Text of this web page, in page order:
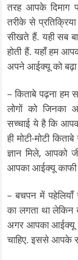
तरह आपके दिमाग
तरीके से
सीखते हैं. यही सब
होती हैं. यहाँ हम
अपने आईक्यू को
– किताबे पढ़ना हम
लोगों को जिनका
सच्चाई ये है कि
ही मोटी-मोटी
ज्ञान मिले, आपको
आपका आईक्यू काफी
– बचपन में
का लगता था
अगर आपका आईक्यू
चाहिए. इससे आपके